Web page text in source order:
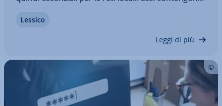
in­for­ma­zio­ni di pro­to­col­lo, in­for­ma­zio­ni sulla
Lessico
Leggi di più